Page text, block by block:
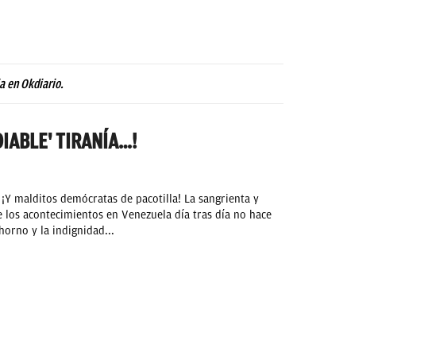
en Okdiario.
TIRANÍA…!
malditos demócratas de pacotilla! La sangrienta y
acontecimientos en Venezuela día tras día no hace
y la indignidad...